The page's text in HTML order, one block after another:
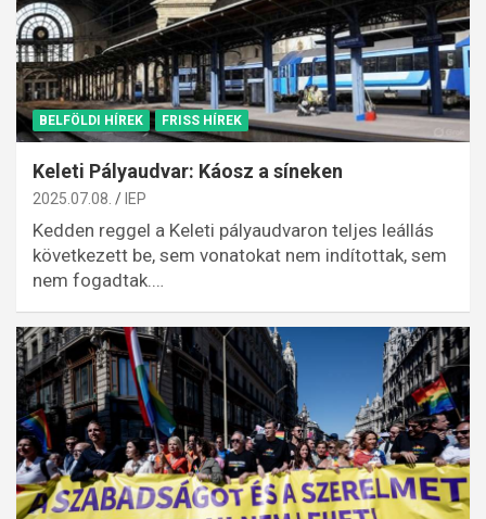
BELFÖLDI HÍREK FRISS HÍREK
Keleti Pályaudvar: Káosz a síneken
2025.07.08. IEP
Kedden reggel a Keleti pályaudvaron teljes leállás
következett be, sem vonatokat nem indítottak, sem
nem fogadtak.…